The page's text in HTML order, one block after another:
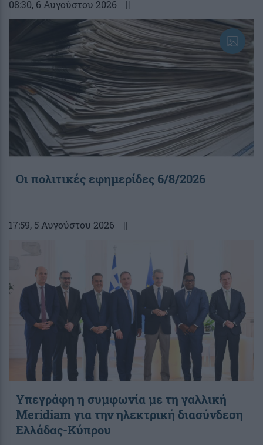
08:30, 6 Αυγούστου 2026 ||
Οι πολιτικές εφημερίδες 6/8/2026
17:59, 5 Αυγούστου 2026 ||
Υπεγράφη η συμφωνία με τη γαλλική
Meridiam για την ηλεκτρική διασύνδεση
Ελλάδας-Κύπρου